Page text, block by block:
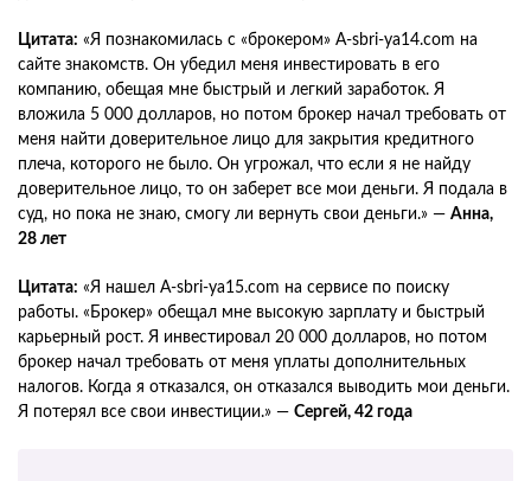
Цитата: «Я познакомилась с «брокером» A-sbri-ya14.com на
сайте знакомств. Он убедил меня инвестировать в его
компанию, обещая мне быстрый и легкий заработок. Я
вложила 5 000 долларов, но потом брокер начал требовать от
меня найти доверительное лицо для закрытия кредитного
плеча, которого не было. Он угрожал, что если я не найду
доверительное лицо, то он заберет все мои деньги. Я подала в
суд, но пока не знаю, смогу ли вернуть свои деньги.» — Анна,
28 лет
Цитата: «Я нашел A-sbri-ya15.com на сервисе по поиску
работы. «Брокер» обещал мне высокую зарплату и быстрый
карьерный рост. Я инвестировал 20 000 долларов, но потом
брокер начал требовать от меня уплаты дополнительных
налогов. Когда я отказался, он отказался выводить мои деньги.
Я потерял все свои инвестиции.» — Сергей, 42 года